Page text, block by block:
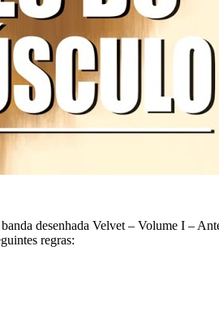
desenhada Velvet – Volume I –
regras: